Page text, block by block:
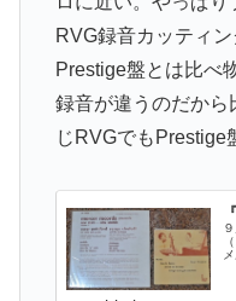
RVG録音カッティ
Prestige盤とは比べ
録音が違うのだから
じRVGでもPrestige